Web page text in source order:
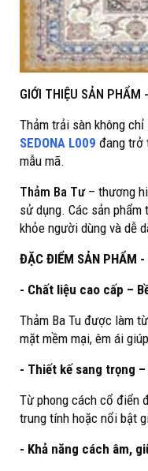
GIỚI THIỆU SẢN PHẨM -
Thảm trải sàn không
SEDONA L009 đang trở
mẫu mã.
Thảm Ba Tư– thương
sử dụng. Các sản
khỏe người dùng và dễ
ĐẶC ĐIỂM SẢN PHẨM
- Chất liệu cao cấp –
Thảm Ba Tu được làm
mặt mềm mại, êm ái
- Thiết kế sang trọng
Từ phong cách cổ điển
trung tính hoặc nổi bật
- Khả năng cách âm,